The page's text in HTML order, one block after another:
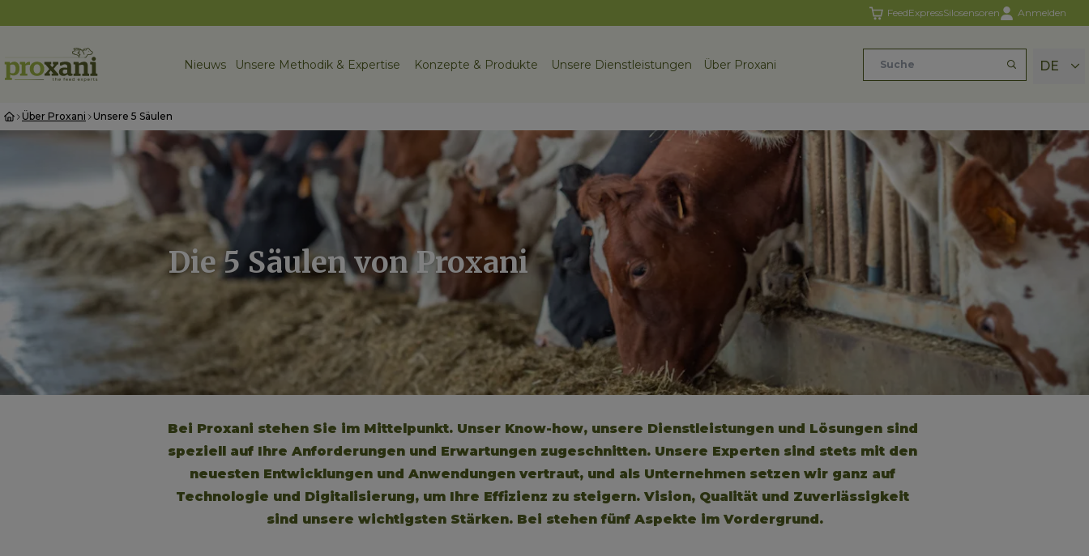
FeedExpressSilosensoren Anmelden
Nieuws Unsere Methodik & Expertise Konzepte & Produkte Unsere Dienstleistungen Über Proxani DE
Über Proxani Unsere 5 Säulen
Die 5 Säulen von Proxani
Bei Proxani stehen Sie im Mittelpunkt. Unser Know-how, unsere Dienstleistungen und Lösungen sind
speziell auf Ihre Anforderungen und Erwartungen zugeschnitten. Unsere Experten sind stets mit den
neuesten Entwicklungen und Anwendungen vertraut, und als Unternehmen setzen wir ganz auf
Technologie und Digitalisierung, um Ihre Effizienz zu steigern. Vision, Qualität und Zuverlässigkeit
sind unsere wichtigsten Stärken. Bei stehen fünf Aspekte im Vordergrund.